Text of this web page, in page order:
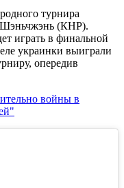
турнира
Шэньчжэнь (КНР).
играть в финальной
украинки выиграли
опередив
войны в